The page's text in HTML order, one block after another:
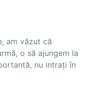
am văzut că
o să ajungem la
nu intraţi în